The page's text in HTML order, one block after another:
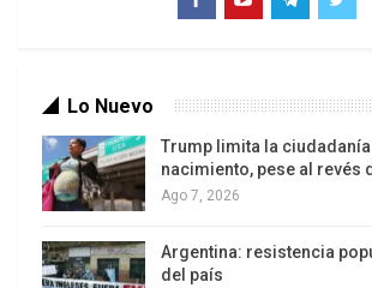
«rampante» en la capital.
Escombros tras demolición del Ala Este de la
octubre de 2025
Lo Nuevo
Trump limita la
nacimiento, pese al revés
Ago 7, 2026
Argentina: resistencia
del país